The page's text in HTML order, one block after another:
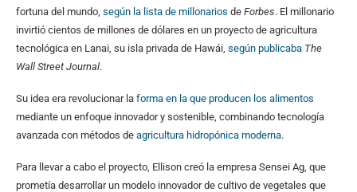
fortuna del mundo, según la lista de millonarios de Forbes. El millonario
invirtió cientos de millones de dólares en un proyecto de agricultura
tecnológica en Lanai, su isla privada de Hawái, según publicaba The
Wall Street Journal.
Su idea era revolucionar la forma en la que producen los alimentos
mediante un enfoque innovador y sostenible, combinando tecnología
avanzada con métodos de agricultura hidropónica moderna.
Para llevar a cabo el proyecto, Ellison creó la empresa Sensei Ag, que
prometía desarrollar un modelo innovador de cultivo de vegetales que